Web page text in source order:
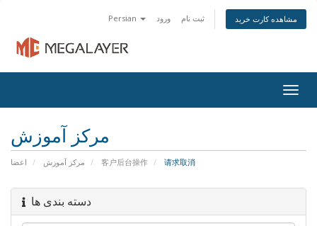
Persian ورود ثبت نام مشاهده کارت خرید
مرکز آموزش
اعضا مرکز آموزش 客户后台操作 请求取消
دسته بندی ها